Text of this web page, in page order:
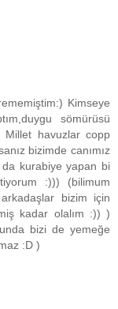
Kimseye
sömürüsü
Millet havuzlar copp
bizimde canımız
kurabiye yapan bi
:))) (bilimum
bizim için
kadar olalım :)) )
bizi de yemeğe
:D )